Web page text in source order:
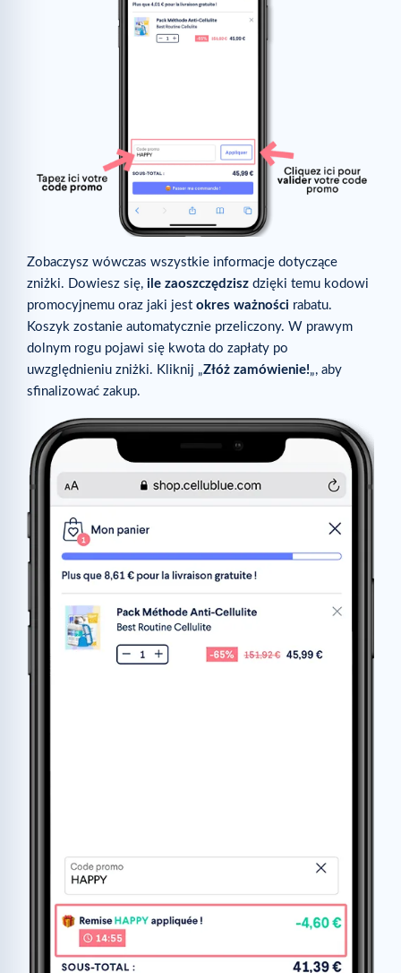
Zobaczysz wówczas wszystkie informacje dotyczące
zniżki. Dowiesz się, ile zaoszczędzisz dzięki temu kodowi
promocyjnemu oraz jaki jest okres ważności rabatu.
Koszyk zostanie automatycznie przeliczony. W prawym
dolnym rogu pojawi się kwota do zapłaty po
uwzględnieniu zniżki. Kliknij „Złóż zamówienie!„, aby
sfinalizować zakup.